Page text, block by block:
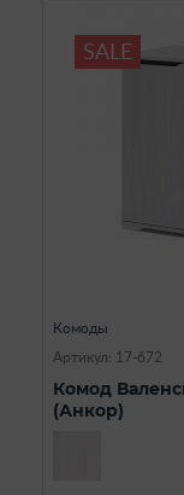
SALE
Комоды
Артикул: 17-672
Комод
(Анкор)